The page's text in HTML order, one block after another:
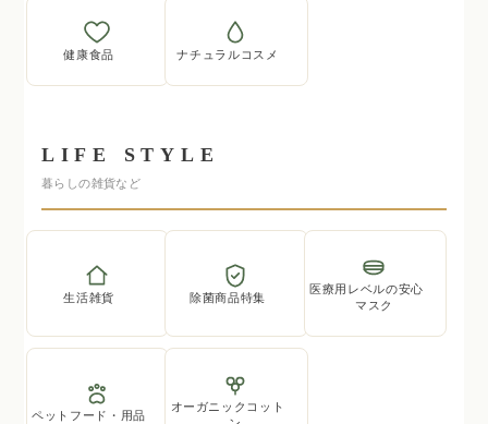
健康食品 ナチュラルコスメ
LIFE STYLE
暮らしの雑貨など
生活雑貨 除菌商品特集
医療用レベルの安心
マスク
ペットフード・用品
オーガニックコット